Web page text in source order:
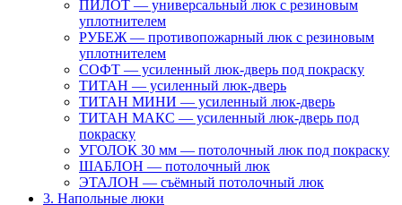
ПИЛОТ — универсальный люк с резиновым
уплотнителем
РУБЕЖ — противопожарный люк с резиновым
уплотнителем
СОФТ — усиленный люк-дверь под покраску
ТИТАН — усиленный люк-дверь
ТИТАН МИНИ — усиленный люк-дверь
ТИТАН МАКС — усиленный люк-дверь под
покраску
УГОЛОК 30 мм — потолочный люк под покраску
ШАБЛОН — потолочный люк
ЭТАЛОН — съёмный потолочный люк
3. Напольные люки